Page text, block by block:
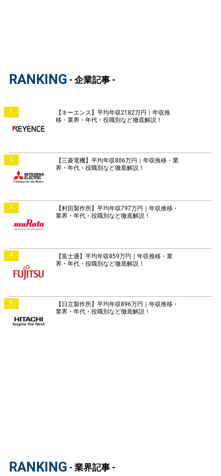
RANKING - 企業記事 -
1
【キーエンス】平均年収2182万円｜年収推
移・業界・年代・役職別など徹底解説！
2
【三菱電機】平均年収806万円｜年収推移・業
界・年代・役職別など徹底解説！
3
【村田製作所】平均年収797万円｜年収推移・
業界・年代・役職別など徹底解説！
4
【富士通】平均年収859万円｜年収推移・業
界・年代・役職別など徹底解説！
5
【日立製作所】平均年収896万円｜年収推移・
業界・年代・役職別など徹底解説！
RANKING - 業界記事 -